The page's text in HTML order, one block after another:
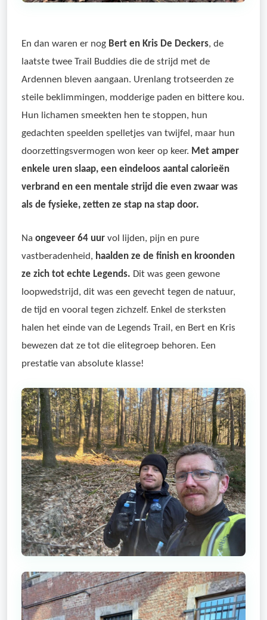
En dan waren er nog Bert en Kris De Deckers, de
laatste twee Trail Buddies die de strijd met de
Ardennen bleven aangaan. Urenlang trotseerden ze
steile beklimmingen, modderige paden en bittere kou.
Hun lichamen smeekten hen te stoppen, hun
gedachten speelden spelletjes van twijfel, maar hun
doorzettingsvermogen won keer op keer. Met amper
enkele uren slaap, een eindeloos aantal calorieën
verbrand en een mentale strijd die even zwaar was
als de fysieke, zetten ze stap na stap door.
Na ongeveer 64 uur vol lijden, pijn en pure
vastberadenheid, haalden ze de finish en kroonden
ze zich tot echte Legends. Dit was geen gewone
loopwedstrijd, dit was een gevecht tegen de natuur,
de tijd en vooral tegen zichzelf. Enkel de sterksten
halen het einde van de Legends Trail, en Bert en Kris
bewezen dat ze tot die elitegroep behoren. Een
prestatie van absolute klasse!